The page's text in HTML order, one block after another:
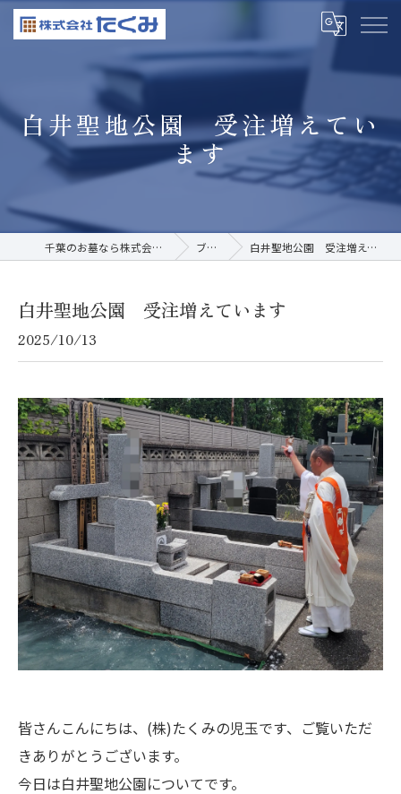
白井聖地公園 受注増えてい
ます
千葉のお墓なら株式会社たくみ ブログ 白井聖地公園 受注増えています
白井聖地公園 受注増えています
2025/10/13
皆さんこんにちは、(株)たくみの児玉です、ご覧いただ
きありがとうございます。
今日は白井聖地公園についてです。